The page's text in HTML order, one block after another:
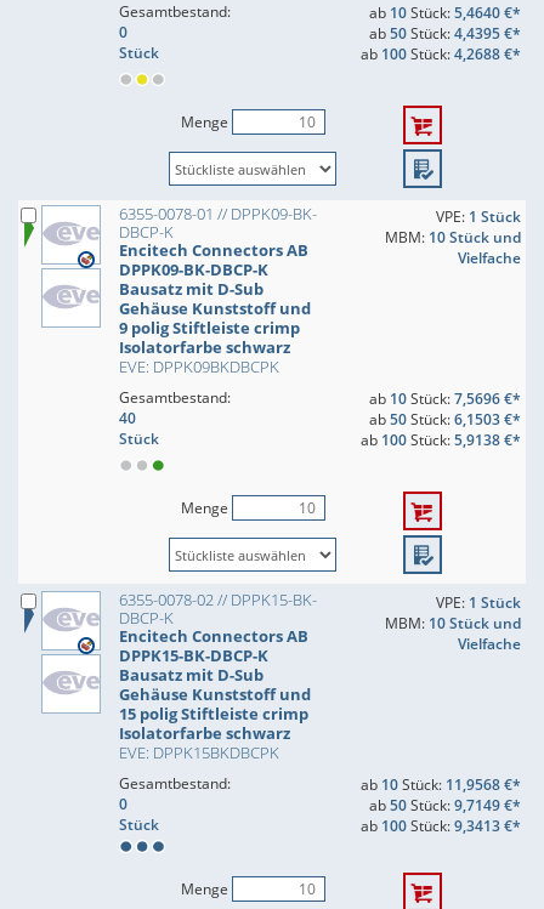
Gesamtbestand:
0
Stück
ab 10Stück:5,4640 €*
ab50Stück:4,4395 €*
ab 100Stück:4,2688 €*
Menge
6355-0078-01 // DPPK09-BK-
DBCP-K
Encitech Connectors AB
DPPK09-BK-DBCP-K
Bausatz mit D-Sub
Gehäuse Kunststoff und
9 polig Stiftleiste crimp
Isolatorfarbe schwarz
EVE: DPPK09BKDBCPK
VPE: 1 Stück
MBM: 10 Stück und
Vielfache
Gesamtbestand:
40
Stück
ab 10Stück:7,5696 €*
ab50Stück:6,1503 €*
ab 100Stück:5,9138 €*
Menge
6355-0078-02 // DPPK15-BK-
DBCP-K
Encitech Connectors AB
DPPK15-BK-DBCP-K
Bausatz mit D-Sub
Gehäuse Kunststoff und
15 polig Stiftleiste crimp
Isolatorfarbe schwarz
EVE: DPPK15BKDBCPK
VPE: 1 Stück
MBM: 10 Stück und
Vielfache
Gesamtbestand:
0
Stück
ab 10Stück: 11,9568 €*
ab50Stück:9,7149 €*
ab 100Stück:9,3413 €*
Menge